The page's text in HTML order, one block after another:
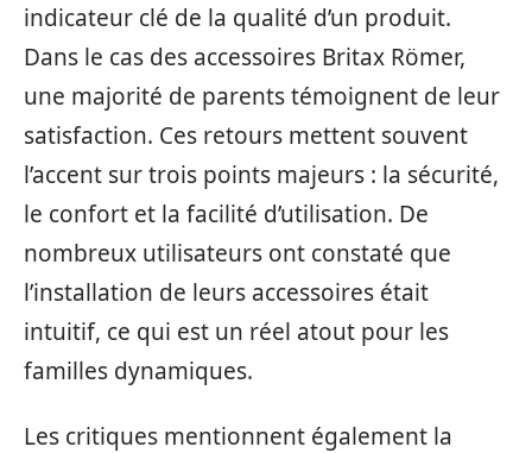
indicateur clé de la qualité d’un produit.
Dans le cas des accessoires Britax Römer,
une majorité de parents témoignent de leur
satisfaction. Ces retours mettent souvent
l’accent sur trois points majeurs : la sécurité,
le confort et la facilité d’utilisation. De
nombreux utilisateurs ont constaté que
l’installation de leurs accessoires était
intuitif, ce qui est un réel atout pour les
familles dynamiques.
Les critiques mentionnent également la